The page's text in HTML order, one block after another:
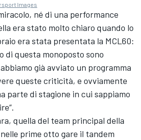
Images
né di una performance
era stato molto chiaro quando lo
era stata presentata la MCL60:
di questa monoposto sono
già avviato un programma
queste criticità, e ovviamente
parte di stagione in cui sappiamo
quella del team principal della
prime otto gare il tandem